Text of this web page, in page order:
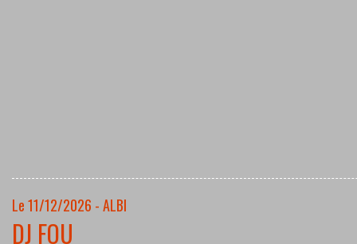
Le 11/12/2026 - ALBI
DJ FOU